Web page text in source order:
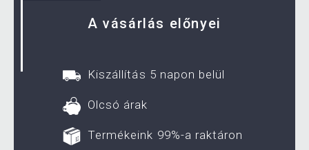
A vásárlás előnyei
Kiszállítás 5 napon belül
Olcsó árak
Termékeink 99%-a raktáron